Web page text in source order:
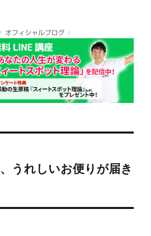
カ
テ
ゴ
リ
ー
オフィシャルブログ
うれしいお便りが届き